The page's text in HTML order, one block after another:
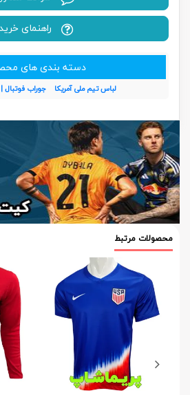
راهنمای
دسته بندی های
لباس تیم ملی آمریکا جوراب
محصولات مرتبط